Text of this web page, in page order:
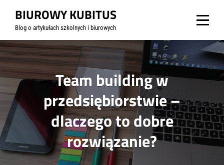
content
BIUROWY KUBITUS
Blog o artykułach szkolnych i biurowych
Team building w
przedsiębiorstwie –
dlaczego to dobre
rozwiązanie?